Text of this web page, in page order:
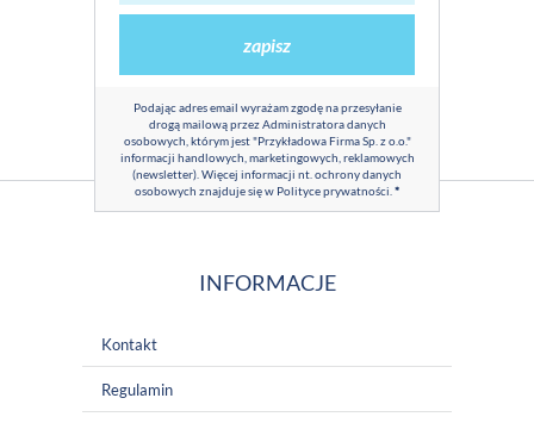
zapisz
Podając adres email wyrażam zgodę na przesyłanie
drogą mailową przez Administratora danych
osobowych, którym jest "Przykładowa Firma Sp. z o.o."
informacji handlowych, marketingowych, reklamowych
(newsletter). Więcej informacji nt. ochrony danych
osobowych znajduje się w Polityce prywatności *
INFORMACJE
Kontakt
Regulamin